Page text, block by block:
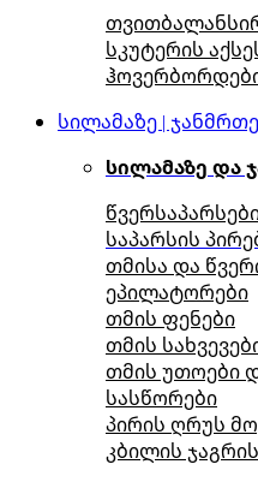
სკუტერის
სილამაზე |
სილამაზე და
საპარსის
თმისა და
ეპილატორები
თმის ფენები
თმის
თმის უთოები
სასწორები
პირის ღრუს
კბილის